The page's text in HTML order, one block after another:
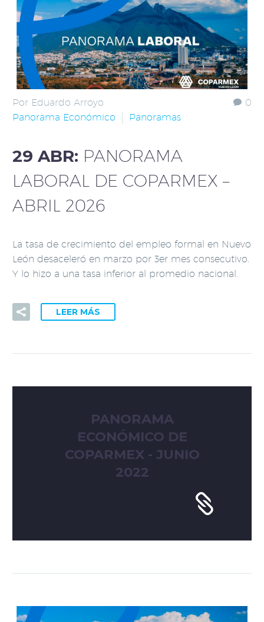
0
Por Eduardo Arroyo
Panorama Económico
Panoramas
29 ABR: PANORAMA
LABORAL DE COPARMEX –
ABRIL 2026
La tasa de crecimiento del empleo formal en Nuevo
León desaceleró en marzo por 3er mes consecutivo.
Y lo hizo a una tasa inferior al promedio nacional.
LEER MÁS
PANORAMA
ECONÓMICO DE
COPARMEX - JUNIO
2022